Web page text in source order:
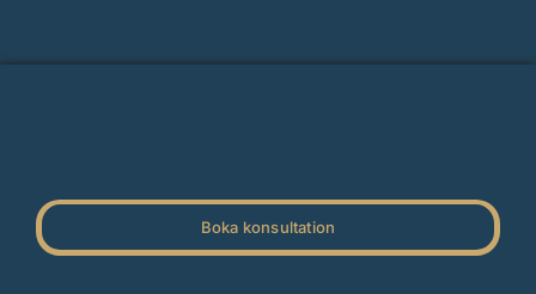
Boka konsultation